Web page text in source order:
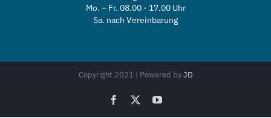
Mo. – Fr. 08.00 - 17.00 Uhr
Sa. nach Vereinbarung
Copyright 2021 | Powered byJD
Facebook YouTube